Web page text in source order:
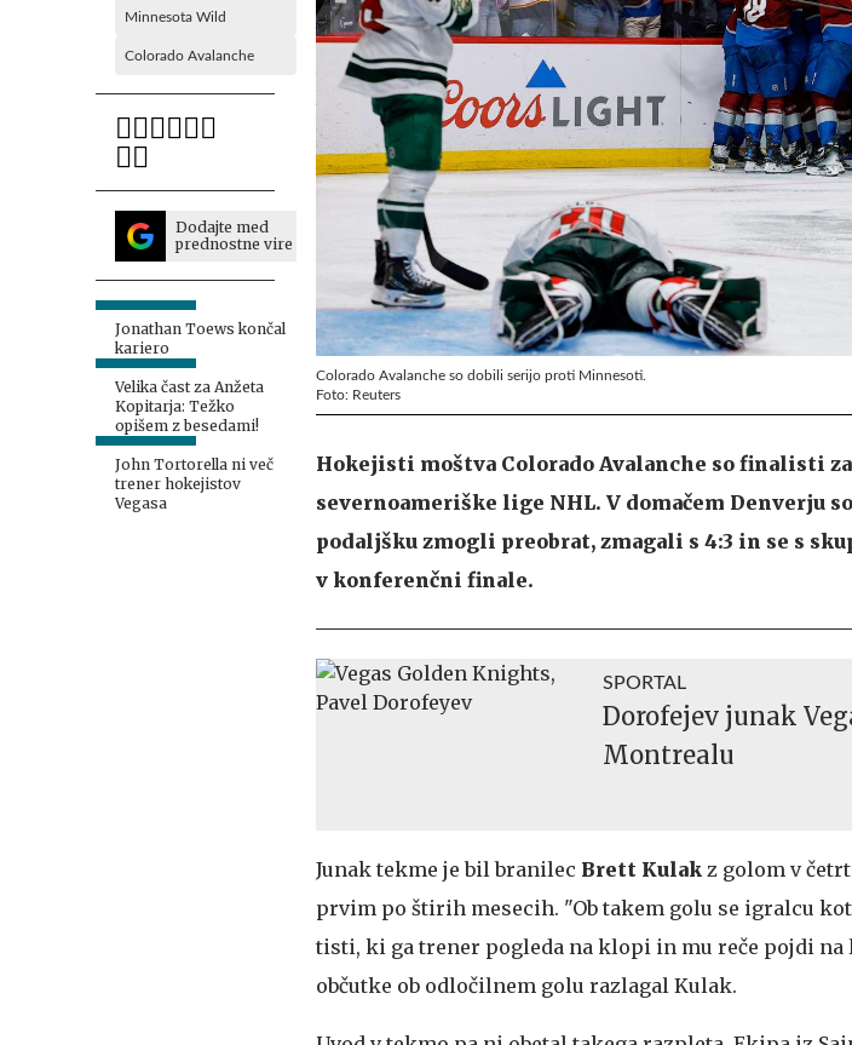
Minnesota Wild
Colorado Avalanche
Dodajte med
prednostne vire
Jonathan Toews končal
kariero
Velika čast za Anžeta
Kopitarja: Težko
opišem z besedami!
John Tortorella ni več
trener hokejistov
Vegasa
Colorado Avalanche so dobili serijo proti Minnesoti.
Foto: Reuters
Hokejisti moštva Colorado Avalanche so finalisti
severnoameriške lige NHL. V domačem Denverju
podaljšku zmogli preobrat, zmagali s 4:3 in se s
v konferenčni finale.
SPORTAL
Dorofejev junak
Montrealu
Junak tekme je bil branilec Brett Kulak z golom v
prvim po štirih mesecih. "Ob takem golu se igralcu
tisti, ki ga trener pogleda na klopi in mu reče pojdi na
občutke ob odločilnem golu razlagal Kulak.